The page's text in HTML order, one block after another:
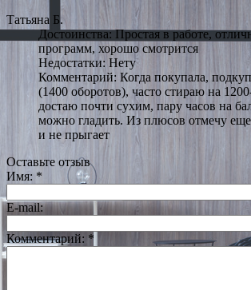
Татьяна Б.
Достоинства: Простая в работе,
программ, хорошо смотрится
Недостатки: Нету
Комментарий: Когда покупала,
(1400 оборотов), часто стираю на
достаю почти сухим, пару часов на
можно гладить. Из плюсов отмечу
и не прыгает
Оставьте отзыв
Имя: *
E-mail:
Комментарий: *